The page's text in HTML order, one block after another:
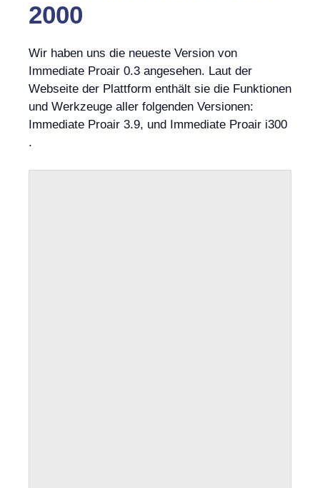
2000
Wir haben uns die neueste Version von
Immediate Proair 0.3 angesehen. Laut der
Webseite der Plattform enthält sie die Funktionen
und Werkzeuge aller folgenden Versionen:
Immediate Proair 3.9, und Immediate Proair i300
.